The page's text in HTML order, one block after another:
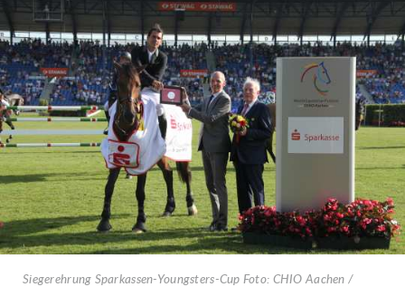
Siegerehrung Sparkassen-Youngsters-Cup Foto: CHIO Aachen /